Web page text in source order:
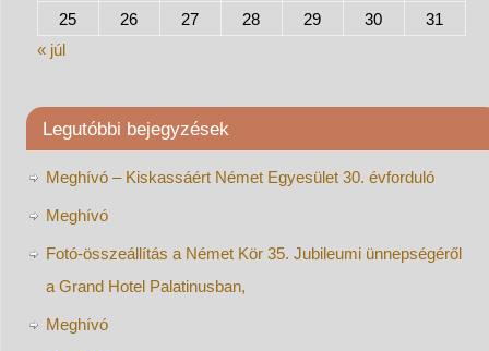
25
26 27 28 29 30
31
« júl
Legutóbbi bejegyzések
Meghívó – Kiskassáért Német Egyesület 30. évforduló
Meghívó
Fotó-összeállítás a Német Kör 35. Jubileumi ünnepségéről
a Grand Hotel Palatinusban,
Meghívó